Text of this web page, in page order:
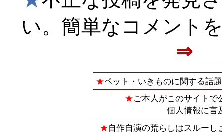
い。簡単なコメント
⇒
★ペット・いきものに関する話
★ご本人がこのサイトで
個人情報に言
★自作自演の荒らしはスルー